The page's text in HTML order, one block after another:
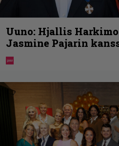
Uuno: Hjallis
Jasmine Pajarin